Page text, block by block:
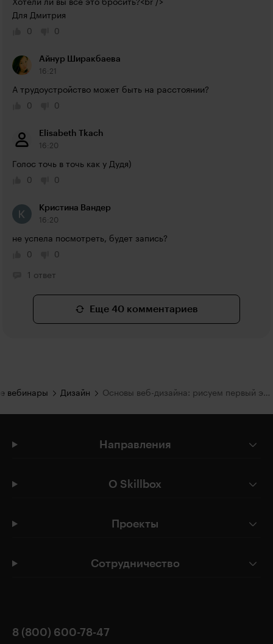
Хотели ли вы все это бросить?<br />
Для Дмитрия
0
0
Айнур Ширакбаева
16:21
А трудоустройство может быть на расстоянии?
0
0
Elisabeth Tkach
16:20
Голос точь в точь как у Дудя)
0
0
Кристина Вандер
16:20
не успела посмотреть, будет запись?
0
0
1 ответ
Еще 40 комментариев
вебинары Дизайн Основы веб-дизайна: рисуем первый экран
Направления
О Skillbox
Проекты
Сотрудничество
8 (800) 600-78-47